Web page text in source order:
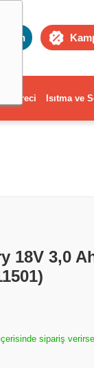
Gereci Isıtma ve
18V 3,0
sipariş